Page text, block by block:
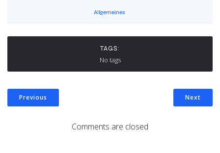
Allgemeines
TAGS:
No tags
Previous Next
Comments are closed